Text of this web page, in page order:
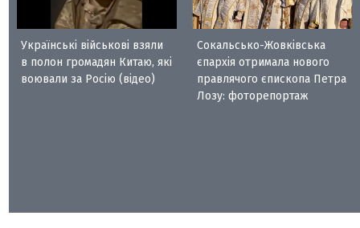
Українські військові взяли
в полон громадян Китаю, які
воювали за Росію (відео)
Сокальсько-Жовківська
єпархія отримала нового
правлячого єпископа Петра
Лозу: фоторепортаж